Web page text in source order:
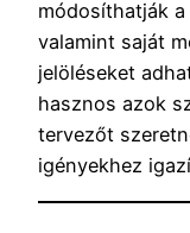
módosíthatják
valamint saját
jelöléseket
hasznos azok
tervezőt
igényekhez